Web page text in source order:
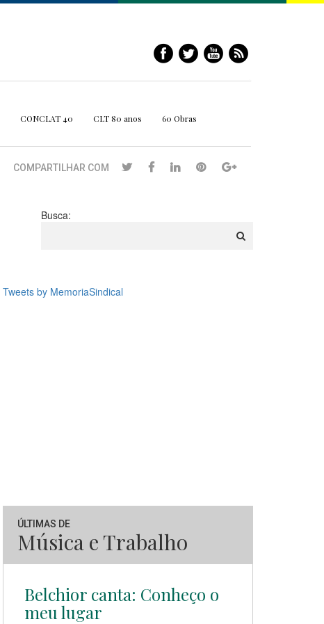
CONCLAT 40 CLT 80 anos 60 Obras
COMPARTILHAR COM
Busca:
Tweets by MemoriaSindical
ÚLTIMAS DE
Música e Trabalho
Belchior canta: Conheço o
meu lugar